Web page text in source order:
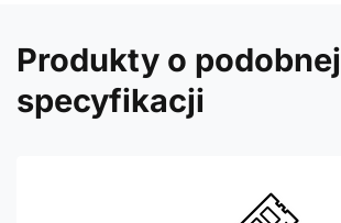
Produkty o podobnej
specyfikacji